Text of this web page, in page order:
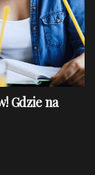
Gdzie na